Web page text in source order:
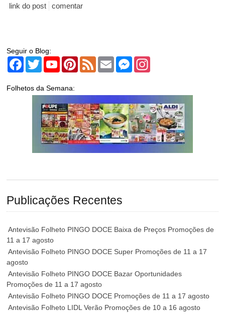
link do post comentar
Seguir o Blog:
Facebook
TwitterYouTubePinterest
Feed Email Messenger
Folhetos da Semana:
Publicações Recentes
Antevisão Folheto PINGO DOCE Baixa de Preços Promoções de
11 a 17 agosto
Antevisão Folheto PINGO DOCE Super Promoções de 11 a 17
agosto
Antevisão Folheto PINGO DOCE Bazar Oportunidades
Promoções de 11 a 17 agosto
Antevisão Folheto PINGO DOCE Promoções de 11 a 17 agosto
Antevisão Folheto LIDL Verão Promoções de 10 a 16 agosto